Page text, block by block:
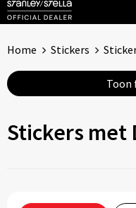
Sportkleding
Caps, Mutsen &
Handdoeken &
Home Stickers
Stickers met